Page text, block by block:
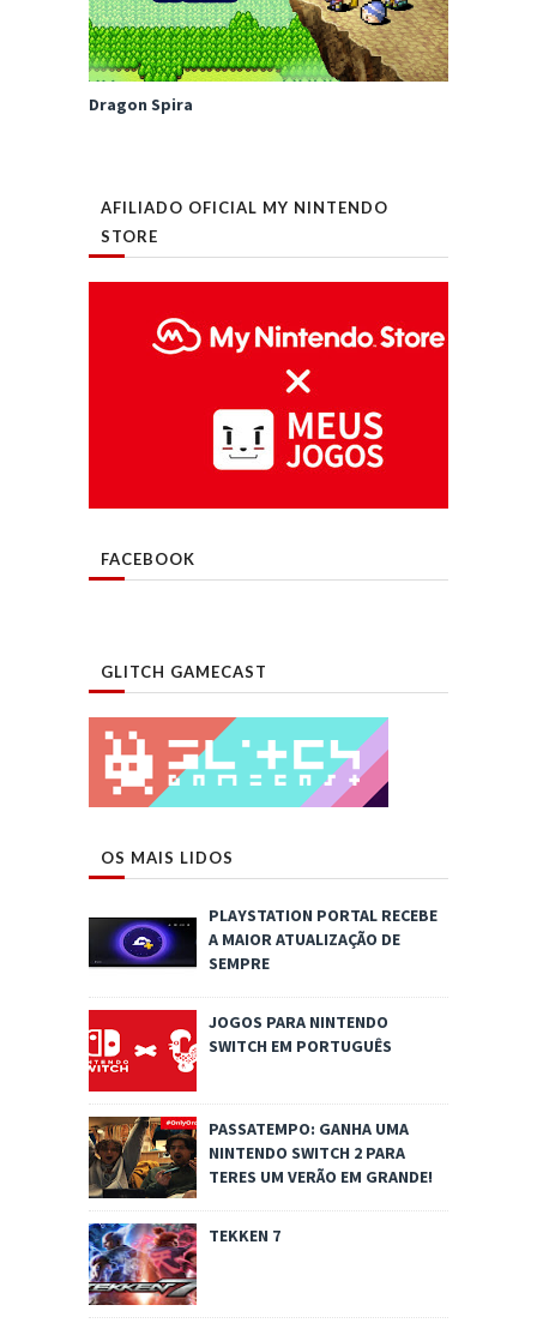
Dragon Spira
AFILIADO OFICIAL MY NINTENDO
STORE
FACEBOOK
GLITCH GAMECAST
OS MAIS LIDOS
PLAYSTATION PORTAL RECEBE
A MAIOR ATUALIZAÇÃO DE
SEMPRE
JOGOS PARA NINTENDO
SWITCH EM PORTUGUÊS
PASSATEMPO: GANHA UMA
NINTENDO SWITCH 2 PARA
TERES UM VERÃO EM GRANDE!
TEKKEN 7